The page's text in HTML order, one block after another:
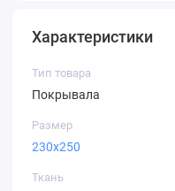
Характеристики
Тип товара
Покрывала
Размер
230х250
Ткань